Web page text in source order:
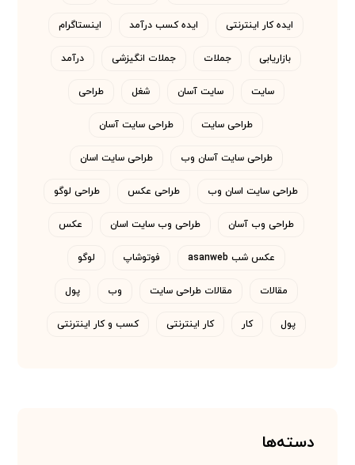
ایده کار اینترنتی ایده کسب درآمد اینستاگرام
بازاریابی جملات جملات انگیزشی درآمد
سایت سایت آسان شغل طراحی
طراحی سایت طراحی سایت آسان
طراحی سایت آسان وب طراحی سایت اسان
طراحی سایت اسان وب طراحی عکس طراحی لوگو
طراحی وب آسان طراحی وب سایت اسان عکس
عکس شب asanweb فوتوشاپ لوگو
مقالات مقالات طراحی سایت وب پول
پول کار کار اینترنتی کسب و کار اینترنتی
دسته‌ها